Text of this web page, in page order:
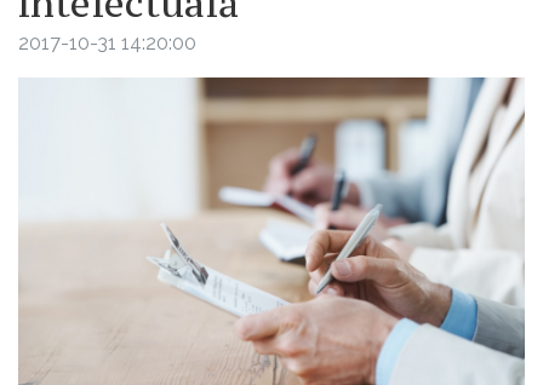
2017-10-31 14:20:00